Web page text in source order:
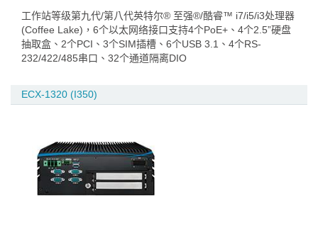
工作站等级第九代/第八代英特尔® 至强®/酷睿™ i7/i5/i3处理器
(Coffee Lake)，6个以太网络接口支持4个PoE+、4个2.5”硬盘
抽取盒、2个PCI、3个SIM插槽、6个USB 3.1、4个RS-
232/422/485串口、32个通道隔离DIO
ECX-1320 (I350)